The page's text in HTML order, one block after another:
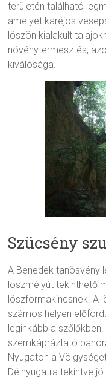
területén található
amelyet karéjos
löszön kialakult
növénytermesztés,
kiválósága.
Szücsény
A Benedek tanösvény
löszmélyút tekinthető
löszformakincsnek. A
számos helyen
leginkább a
szemkápráztató
Nyugaton a
Délnyugatra tekintve